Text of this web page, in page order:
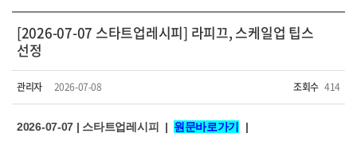
[2026-07-07 스타트업레시피] 라피끄, 스케일업 팁스
선정
관리자 2026-07-08 조회수 414
2026-07-07 | 스타트업레시피 | 원문바로가기 |